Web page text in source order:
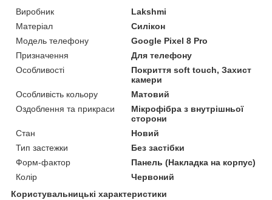
Виробник
Lakshmi
Матеріал
Силікон
Модель телефону
Google Pixel 8 Pro
Призначення
Для телефону
Особливості
Покриття soft touch, Захист
камери
Особливість кольору
Матовий
Оздоблення та прикраси
Мікрофібра з внутрішньої
сторони
Стан
Новий
Тип застежки
Без застібки
Форм-фактор
Панель (Накладка на корпус)
Колір
Червоний
Користувальницькі характеристики